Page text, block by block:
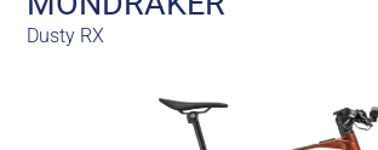
Dusty RX